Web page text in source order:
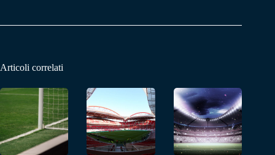
Articoli correlati